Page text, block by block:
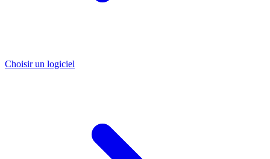
Choisir un logiciel